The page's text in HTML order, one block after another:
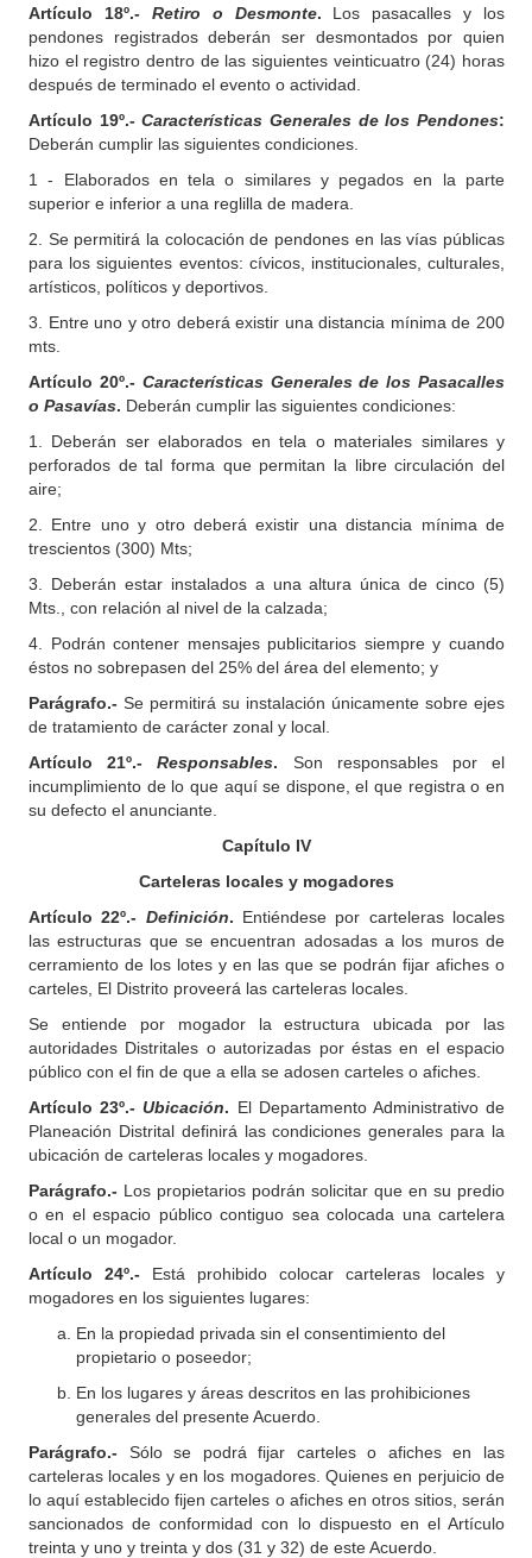
Artículo 18º.- Retiro o Desmonte. Los pasacalles y los
pendones registrados deberán ser desmontados por quien
hizo el registro dentro de las siguientes veinticuatro (24) horas
después de terminado el evento o actividad.
Artículo 19º.-Características Generales de los Pendones:
Deberán cumplir las siguientes condiciones.
1 - Elaborados en tela o similares y pegados en la parte
superior e inferior a una reglilla de madera.
2. Se permitirá la colocación de pendones en las vías públicas
para los siguientes eventos: cívicos, institucionales, culturales,
artísticos, políticos y deportivos.
3. Entre uno y otro deberá existir una distancia mínima de 200
mts.
Artículo 20º.- Características Generales de los Pasacalles
o Pasavías. Deberán cumplir las siguientes condiciones:
1. Deberán ser elaborados en tela o materiales similares y
perforados de tal forma que permitan la libre circulación del
aire;
2. Entre uno y otro deberá existir una distancia mínima de
trescientos (300) Mts;
3. Deberán estar instalados a una altura única de cinco (5)
Mts., con relación al nivel de la calzada;
4. Podrán contener mensajes publicitarios siempre y cuando
éstos no sobrepasen del 25% del área del elemento; y
Parágrafo.- Se permitirá su instalación únicamente sobre ejes
de tratamiento de carácter zonal y local.
Artículo 21º.-
Responsables. Son responsables por el
incumplimiento de lo que aquí se dispone, el que registra o en
su defecto el anunciante.
Capítulo IV
Carteleras locales y mogadores
Artículo 22º.- Definición. Entiéndese por carteleras locales
las estructuras que se encuentran adosadas a los muros de
cerramiento de los lotes y en las que se podrán fijar afiches o
carteles, El Distrito proveerá las carteleras locales.
Se entiende por mogador la estructura ubicada por las
autoridades Distritales o autorizadas por éstas en el espacio
público con el fin de que a ella se adosen carteles o afiches.
Artículo 23º.-Ubicación. El Departamento Administrativo de
Planeación Distrital definirá las condiciones generales para la
ubicación de carteleras locales y mogadores.
Parágrafo.- Los propietarios podrán solicitar que en su predio
o en el espacio público contiguo sea colocada una cartelera
local o un mogador.
Artículo 24º.- Está prohibido colocar carteleras locales y
mogadores en los siguientes lugares:
En la propiedad privada sin el consentimiento del
propietario o poseedor;
En los lugares y áreas descritos en las prohibiciones
generales del presente Acuerdo.
Parágrafo.- Sólo se podrá fijar carteles o afiches en las
carteleras locales y en los mogadores. Quienes en perjuicio de
lo aquí establecido fijen carteles o afiches en otros sitios, serán
sancionados de conformidad con lo dispuesto en el Artículo
treinta y uno y treinta y dos (31 y 32) de este Acuerdo.